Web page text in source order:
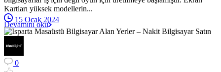
Kartları yüksek modellerin...
15 Ocak 2024
Devamını oku
0